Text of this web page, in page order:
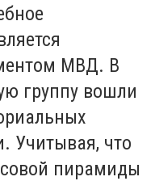
МВД. В
группу вошли
Учитывая, что
пирамиды